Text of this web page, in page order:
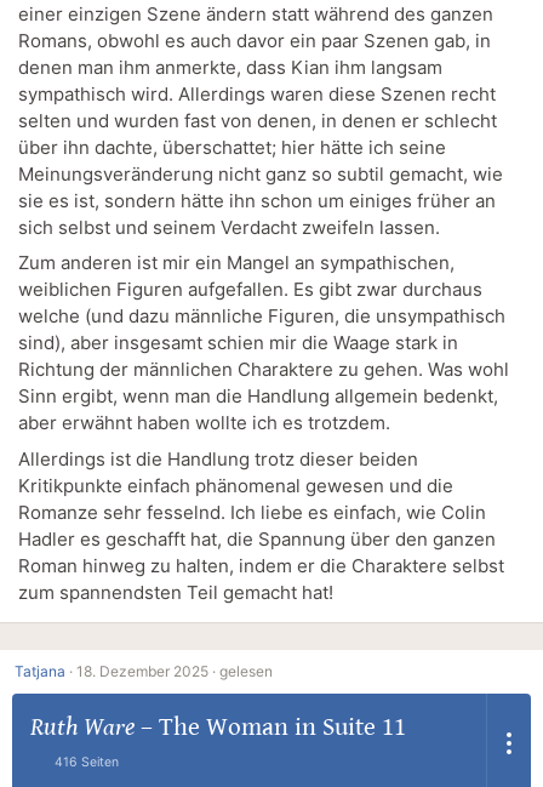
einer einzigen Szene ändern statt während des ganzen
Romans, obwohl es auch davor ein paar Szenen gab, in
denen man ihm anmerkte, dass Kian ihm langsam
sympathisch wird. Allerdings waren diese Szenen recht
selten und wurden fast von denen, in denen er schlecht
über ihn dachte, überschattet; hier hätte ich seine
Meinungsveränderung nicht ganz so subtil gemacht, wie
sie es ist, sondern hätte ihn schon um einiges früher an
sich selbst und seinem Verdacht zweifeln lassen.
Zum anderen ist mir ein Mangel an sympathischen,
weiblichen Figuren aufgefallen. Es gibt zwar durchaus
welche (und dazu männliche Figuren, die unsympathisch
sind), aber insgesamt schien mir die Waage stark in
Richtung der männlichen Charaktere zu gehen. Was wohl
Sinn ergibt, wenn man die Handlung allgemein bedenkt,
aber erwähnt haben wollte ich es trotzdem.
Allerdings ist die Handlung trotz dieser beiden
Kritikpunkte einfach phänomenal gewesen und die
Romanze sehr fesselnd. Ich liebe es einfach, wie Colin
Hadler es geschafft hat, die Spannung über den ganzen
Roman hinweg zu halten, indem er die Charaktere selbst
zum spannendsten Teil gemacht hat!
Tatjana · 18. Dezember 2025 · gelesen
Ruth Ware– The Woman in Suite 11
416 Seiten